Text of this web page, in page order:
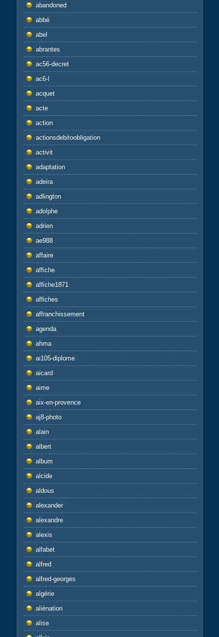
abandoned
abbé
abel
abrantes
ac56-decret
ac6-l
acquet
acte
action
actionsdebitoobligation
activit
adaptation
adeira
adlington
adolphe
adrien
ae988
affaire
affiche
affiche1871
affiches
affranchissement
agenda
ahma
ai105-diplome
aicard
aime
aix-en-provence
aj8-photo
alain
albert
album
alcide
aldous
alexander
alexandre
alexis
alfabet
alfred
alfred-georges
algérie
aliénation
alise